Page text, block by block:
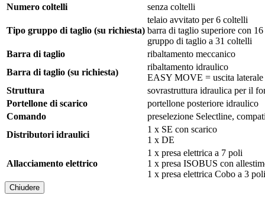
Numero coltelli
senza coltelli
Tipo gruppo di taglio (su richiesta)
telaio avvitato per 6 coltelli
barra di taglio superiore con
gruppo di taglio a 31 coltelli
Barra di taglio
ribaltamento meccanico
Barra di taglio (su richiesta)
ribaltamento idraulico
EASY MOVE = uscita laterale
Struttura
sovrastruttura idraulica per il
Portellone di scarico
portellone posteriore idraulico
Comando
preselezione Selectline,
Distributori idraulici
1 x SE con scarico
1 x DE
Allacciamento elettrico
1 x presa elettrica a 7 poli
1 x presa ISOBUS con
1 x presa elettrica Cobo a 3
Chiudere